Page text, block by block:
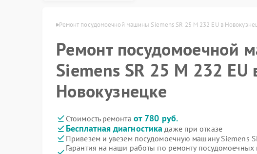
Ремонт посудомоечной машины Siemens SR 25 M 232 EU в
Ремонт посудомоечной
Siemens SR 25 M 232 EU
Новокузнецке
Стоимость ремонта от 780 руб.
Бесплатная диагностика даже при отказе
Привезем и увезем посудомоечную машину Siemens
Гарантия на наши работы по ремонту